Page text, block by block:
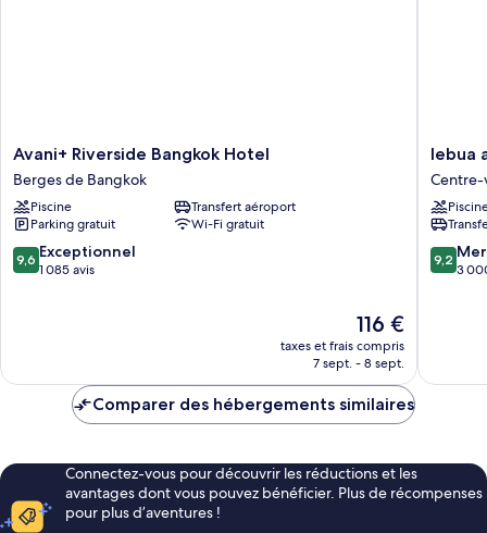
Avani+
Riverside
Bangkok
Hotel
Berges
de
Bangkok
Avani+ Riverside Bangkok Hotel
Berges de Bangkok
Piscine
Transfert aéroport
Parking gratuit
Wi-Fi gratuit
9.6
sur
9,6 Exceptionnel
1 085 avis
Le
nouveau
prix
de
116 €
taxes et frais compris
7 sept. - 8 sept.
lebua
at
State
Tower
Centre-
ville
de
lebua
Centre-
9.2
sur
9,2
3
Comparer des hébergements similaires
Connectez-vous pour découvrir les réductions et les
avantages dont vous pouvez bénéficier. Plus de récompenses
pour plus d’aventures !